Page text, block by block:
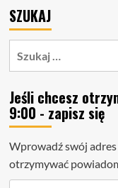
SZUKAJ
Jeśli chcesz
9:00 - zapisz się
Wprowadź swój
otrzymywać